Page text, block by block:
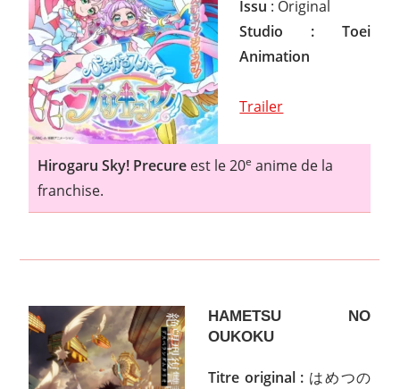
Issu : Original
Studio : Toei
Animation
Trailer
Hirogaru Sky! Precure est le 20e anime de la
franchise.
HAMETSU NO
OUKOKU
Titre original : はめつの